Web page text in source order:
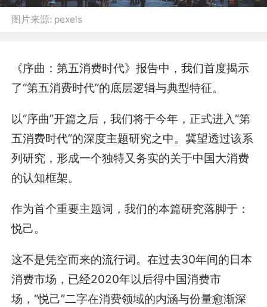
图片来源: pexels
《序曲：第五消费时代》报告中，我们首度揭示
了“第五消费时代”的底层逻辑与典型特征。
以“序曲”开篇之后，我们将于今年，正式进入“第
五消费时代”的深度主题研究之中。冀望透过该系
列研究，形成一个独特又务实的关于中国大消费
的认知框架。
作为首个重要主题词，我们的本篇研究落脚于：
悦己。
这不是凭空而来的流行词。在过去30年间的日本
消费市场，已经2020年以后得中国消费市
场，“悦己”二字在消费领域的内涵与份量愈渐深